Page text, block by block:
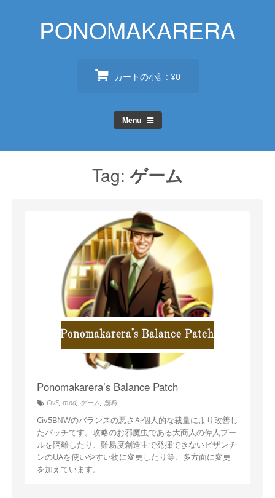
PONOMAKARERA
カートの小計: ¥0
Menu
Tag: ゲーム
Ponomakarera’s Balance Patch
Civ5 mod, ゲーム 無料
Civ5BNWのバランスの悪さを個人的な裁量により改善し
たパッチです。攻略のお邪魔虫である大商人の偉人プー
ルを隔離したり、難易度創造主で発揮できないビザンチ
ンのUAを使いやすい物に変更したり等、多方面に変更
を加えています。